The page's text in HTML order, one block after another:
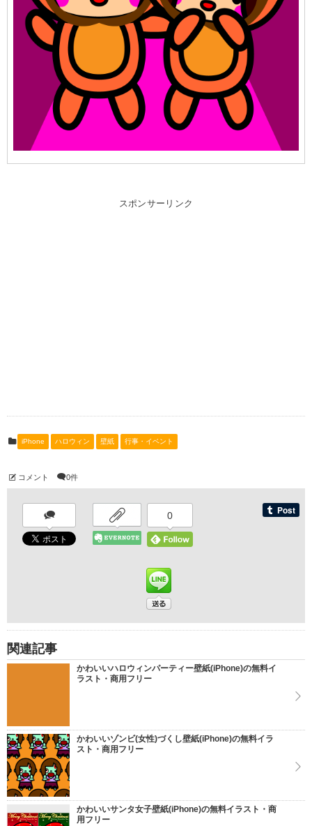
スポンサーリンク
iPhone ハロウィン 壁紙 行事・イベント
コメント 0件
0
関連記事
かわいいハロウィンパーティー壁紙(iPhone)の無料イ
ラスト・商用フリー
かわいいゾンビ(女性)づくし壁紙(iPhone)の無料イラ
スト・商用フリー
かわいいサンタ女子壁紙(iPhone)の無料イラスト・商
用フリー